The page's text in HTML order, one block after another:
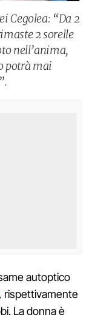
Cegolea: “Da 2
2 sorelle
nell’anima,
potrà mai
autoptico
, rispettivamente
La donna è